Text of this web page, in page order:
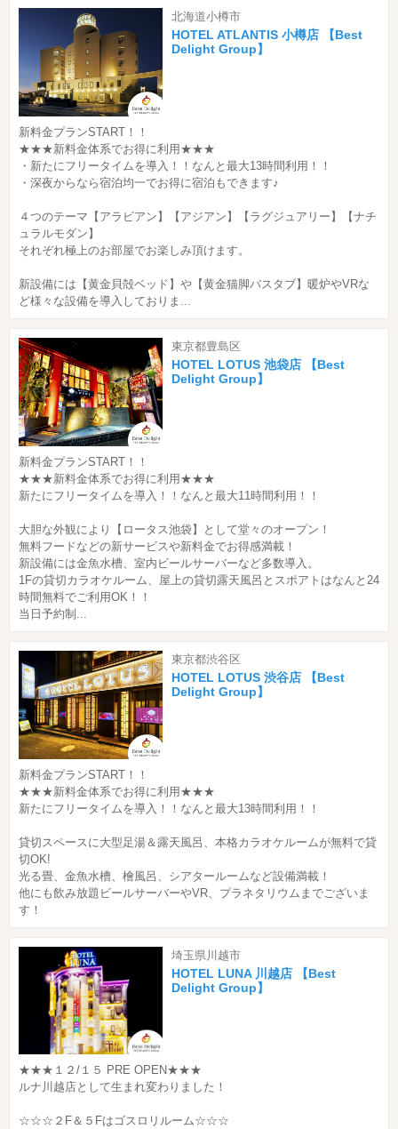
北海道小樽市
HOTEL ATLANTIS 小樽店 【Best
Delight Group】
新料金プランSTART！！
★★★新料金体系でお得に利用★★★
・新たにフリータイムを導入！！なんと最大13時間利用！！
・深夜からなら宿泊均一でお得に宿泊もできます♪
４つのテーマ【アラビアン】【アジアン】【ラグジュアリー】【ナチ
ュラルモダン】
それぞれ極上のお部屋でお楽しみ頂けます。
新設備には【黄金貝殻ベッド】や【黄金猫脚バスタブ】暖炉やVRな
ど様々な設備を導入しておりま...
東京都豊島区
HOTEL LOTUS 池袋店 【Best
Delight Group】
新料金プランSTART！！
★★★新料金体系でお得に利用★★★
新たにフリータイムを導入！！なんと最大11時間利用！！
大胆な外観により【ロータス池袋】として堂々のオープン！
無料フードなどの新サービスや新料金でお得感満載！
新設備には金魚水槽、室内ビールサーバーなど多数導入。
1Fの貸切カラオケルーム、屋上の貸切露天風呂とスポアトはなんと24
時間無料でご利用OK！！
当日予約制...
東京都渋谷区
HOTEL LOTUS 渋谷店 【Best
Delight Group】
新料金プランSTART！！
★★★新料金体系でお得に利用★★★
新たにフリータイムを導入！！なんと最大13時間利用！！
貸切スペースに大型足湯＆露天風呂、本格カラオケルームが無料で貸
切OK!
光る畳、金魚水槽、檜風呂、シアタールームなど設備満載！
他にも飲み放題ビールサーバーやVR、プラネタリウムまでございま
す！
埼玉県川越市
HOTEL LUNA 川越店 【Best
Delight Group】
★★★１２/１５ PRE OPEN★★★
ルナ川越店として生まれ変わりました！
☆☆☆２F＆５Fはゴスロリルーム☆☆☆